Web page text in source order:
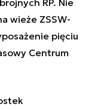
wieże ZSSW-
pięciu
Centrum